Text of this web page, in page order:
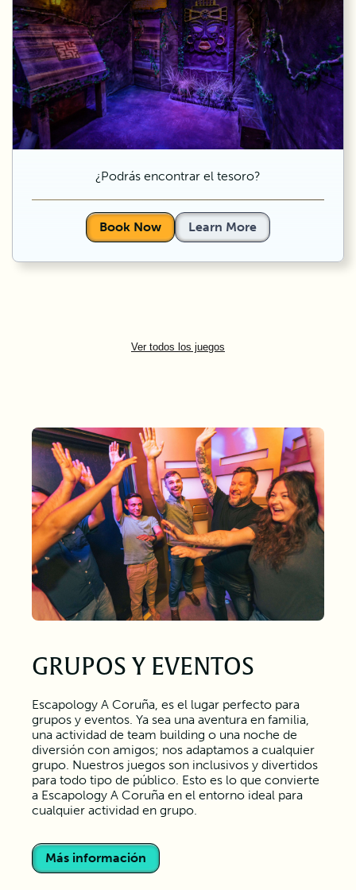
¿Podrás encontrar el tesoro?
Book Now Learn More
Ver todos los juegos
GRUPOS Y EVENTOS
Escapology A Coruña, es el lugar perfecto para
grupos y eventos. Ya sea una aventura en familia,
una actividad de team building o una noche de
diversión con amigos; nos adaptamos a cualquier
grupo. Nuestros juegos son inclusivos y divertidos
para todo tipo de público. Esto es lo que convierte
a Escapology A Coruña en el entorno ideal para
cualquier actividad en grupo.
Más información